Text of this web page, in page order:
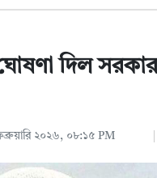
দিল
২০২৬, ০৮:১৫ PM